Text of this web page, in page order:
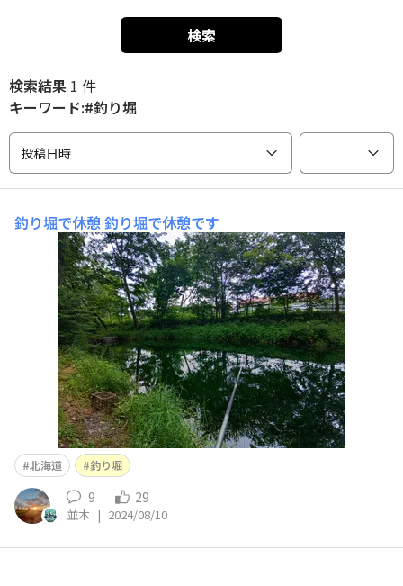
検索
検索結果 1 件
キーワード:#釣り堀
投稿日時
釣り堀で休憩釣り堀で休憩です
北海道 釣り堀
9 29
並木 | 2024/08/10